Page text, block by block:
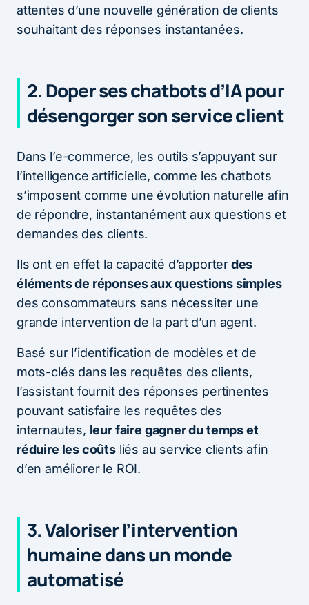
attentes d’une nouvelle génération de clients
souhaitant des réponses instantanées.
2. Doper ses chatbots d’IA pour
désengorger son service client
Dans l’e-commerce, les outils s’appuyant sur
l’intelligence artificielle, comme les chatbots
s’imposent comme une évolution naturelle afin
de répondre, instantanément aux questions et
demandes des clients.
Ils ont en effet la capacité d’apporterdes
éléments de réponses aux questions simples
des consommateurs sans nécessiter une
grande intervention de la part d’un agent.
Basé sur l’identification de modèles et de
mots-clés dans les requêtes des clients,
l’assistant fournit des réponses pertinentes
pouvant satisfaire les requêtes des
internautes, leur faire gagner du temps et
réduire les coûtsliés au service clients afin
d’en améliorer le ROI.
3. Valoriser l’intervention
humaine dans un monde
automatisé